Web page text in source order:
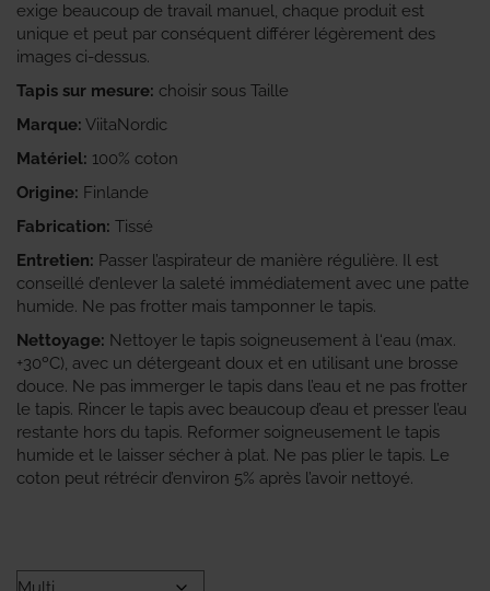
exige beaucoup de travail manuel, chaque produit est
unique et peut par conséquent différer légèrement des
images ci-dessus.
Tapis sur mesure: choisir sous Taille
Marque: ViitaNordic
Matériel: 100% coton
Origine: Finlande
Fabrication: Tissé
Entretien: Passer l’aspirateur de manière régulière. Il est
conseillé d’enlever la saleté immédiatement avec une patte
humide. Ne pas frotter mais tamponner le tapis.
Nettoyage: Nettoyer le tapis soigneusement à l‘eau (max.
+30ºC), avec un détergeant doux et en utilisant une brosse
douce. Ne pas immerger le tapis dans l’eau et ne pas frotter
le tapis. Rincer le tapis avec beaucoup d’eau et presser l’eau
restante hors du tapis. Reformer soigneusement le tapis
humide et le laisser sécher à plat. Ne pas plier le tapis. Le
coton peut rétrécir d’environ 5% après l’avoir nettoyé.